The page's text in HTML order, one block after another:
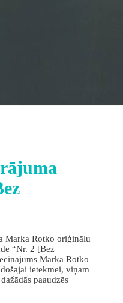
Marka Rotko oriģinālu
“Nr. 2 [Bez
Marka Rotko
ietekmei, viņam
paaudzēs